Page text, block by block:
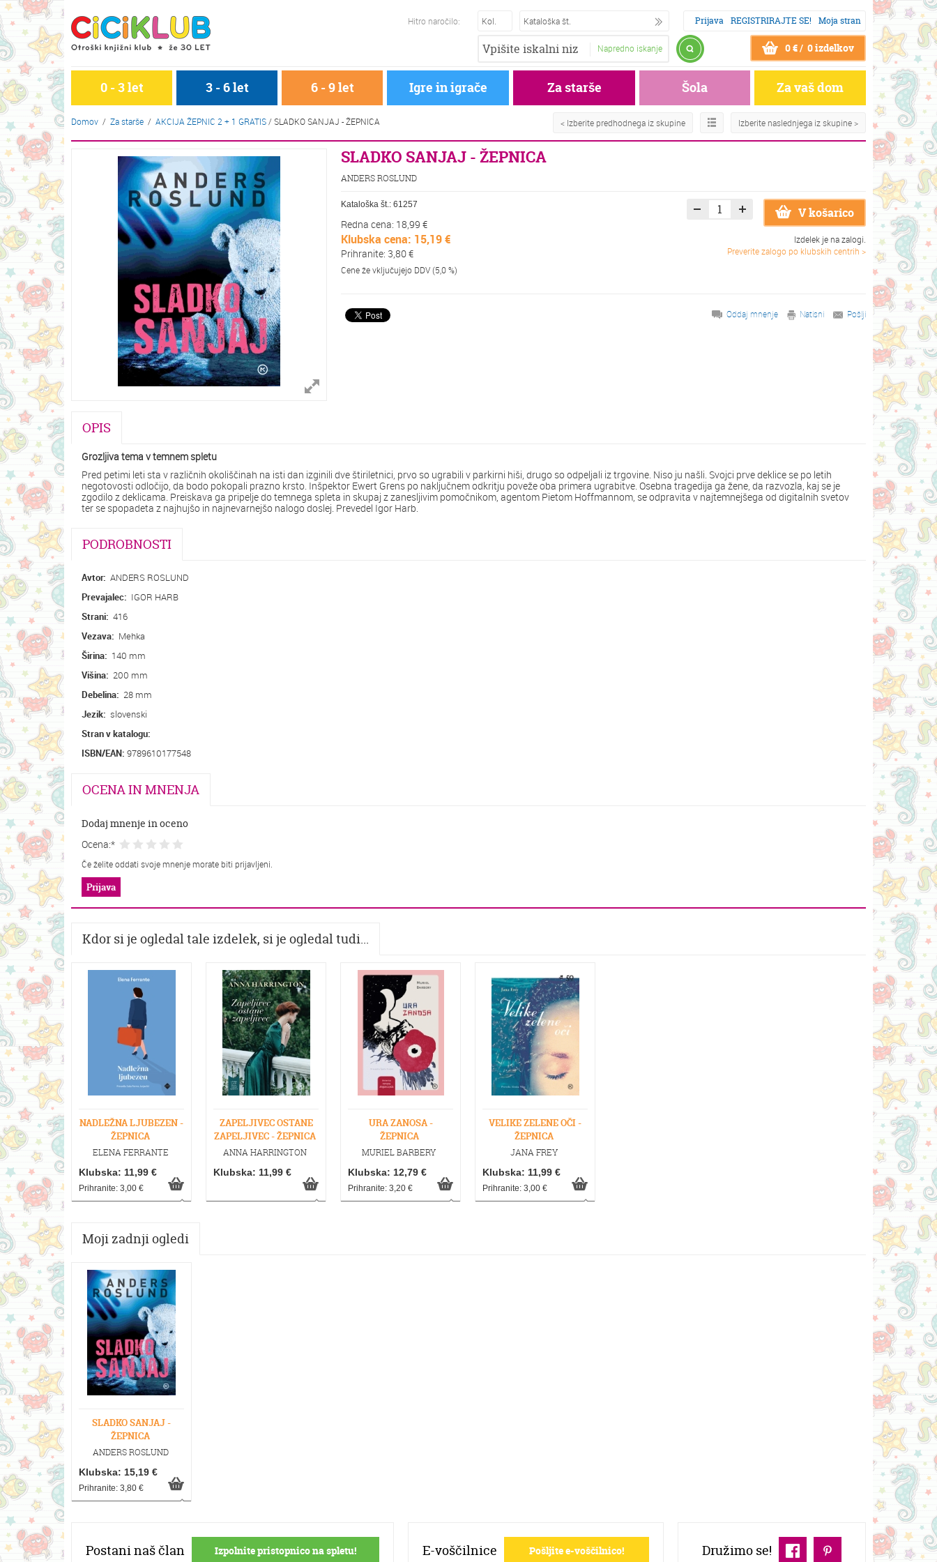
Hitro naročilo: Prijava REGISTRIRAJTE SE! Moja stran
Napredno iskanje 0 € / 0 izdelkov
0 - 3 let 3 - 6 let 6 - 9 let Igre in igrače Za starše Šola Za vaš dom
Domov / Za starše / AKCIJA ŽEPNIC 2 + 1 GRATIS/SLADKO SANJAJ - ŽEPNICA < Izberite predhodnega iz skupine Izberite naslednjega iz skupine >
SLADKO SANJAJ - ŽEPNICA
ANDERS ROSLUND
Kataloška št.:61257
Redna cena: 18,99 €
Klubska cena: 15,19 €
Prihranite: 3,80 €
Cene že vključujejo DDV (5,0 %)
V košarico
Izdelek je na zalogi.
Preverite zalogo po klubskih centrih >
Oddaj mnenje Natisni Pošlji
OPIS
Grozljiva tema v temnem spletu
Pred petimi leti sta v različnih okoliščinah na isti dan izginili dve štiriletnici, prvo so ugrabili v parkirni hiši, drugo so odpeljali iz trgovine. Niso ju našli. Svojci prve deklice se po letih
negotovosti odločijo, da bodo pokopali prazno krsto. Inšpektor Ewert Grens po naključnem odkritju poveže oba primera ugrabitve. Osebna tragedija ga žene, da razvozla, kaj se je
zgodilo z deklicama. Preiskava ga pripelje do temnega spleta in skupaj z zanesljivim pomočnikom, agentom Pietom Hoffmannom, se odpravita v najtemnejšega od digitalnih svetov
ter se spopadeta z najhujšo in najnevarnejšo nalogo doslej. Prevedel Igor Harb.
PODROBNOSTI
Avtor: ANDERS ROSLUND
Prevajalec: IGOR HARB
Strani: 416
Vezava: Mehka
Širina: 140 mm
Višina: 200 mm
Debelina: 28 mm
Jezik: slovenski
Stran v katalogu:
ISBN/EAN: 9789610177548
OCENA IN MNENJA
Dodaj mnenje in oceno
Ocena:*
Če želite oddati svoje mnenje morate biti prijavljeni.
Prijava
Kdor si je ogledal tale izdelek, si je ogledal tudi...
NADLEŽNA LJUBEZEN -
ŽEPNICA
ELENA FERRANTE
Klubska: 11,99 €
Prihranite: 3,00 €
ZAPELJIVEC OSTANE
ZAPELJIVEC - ŽEPNICA
ANNA HARRINGTON
Klubska: 11,99 €
URA ZANOSA -
ŽEPNICA
MURIEL BARBERY
Klubska: 12,79 €
Prihranite: 3,20 €
VELIKE ZELENE OČI -
ŽEPNICA
JANA FREY
Klubska: 11,99 €
Prihranite: 3,00 €
Moji zadnji ogledi
SLADKO SANJAJ -
ŽEPNICA
ANDERS ROSLUND
Klubska: 15,19 €
Prihranite: 3,80 €
Postani naš član Izpolnite pristopnico na spletu! E-voščilnice Pošljite e-voščilnico! Družimo se!